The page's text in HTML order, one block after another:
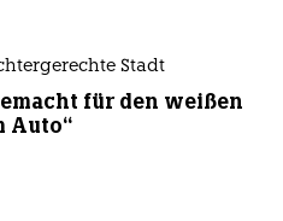
Stadt
für den weißen
Auto“